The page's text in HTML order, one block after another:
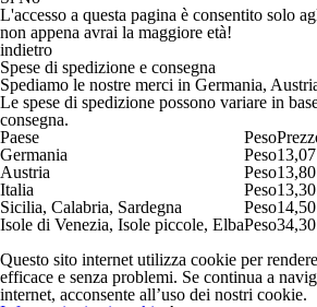
L'accesso a questa pagina è consentito solo
non appena avrai la maggiore età!
indietro
Spese di spedizione e consegna
Spediamo le nostre merci in Germania,
Le spese di spedizione possono variare in
consegna.
Paese
Germania
Austria
Italia
Sicilia, Calabria, Sardegna
Isole di Venezia, Isole piccole, Elba
Questo sito internet utilizza cookie per rendere
efficace e senza problemi. Se continua a
internet, acconsente all’uso dei nostri cookie.